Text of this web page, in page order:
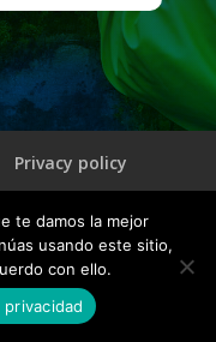
Privacy policy
deINVELON
te damos la mejor
usando este sitio,
con ello.